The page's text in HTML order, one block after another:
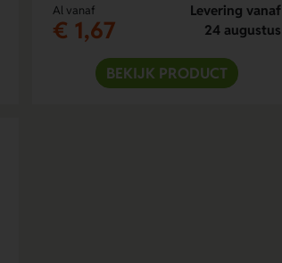
Al vanaf
€ 1,67
Levering vanaf
24 augustus
BEKIJK PRODUCT